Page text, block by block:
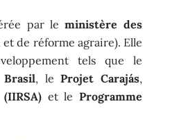
par leministère des
de réforme agraire). Elle
tels que le
Brasil, leProjet Carajás,
et le Programme